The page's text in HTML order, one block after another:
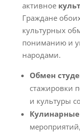
активное
Граждане
культурных
пониманию и
народами.
Обмен
стажировки
и культуры